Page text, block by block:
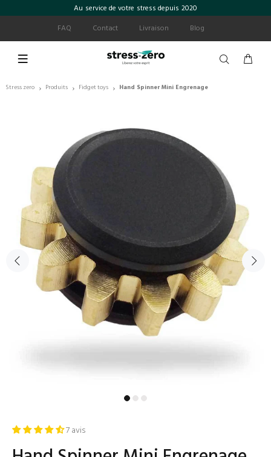
Au service de votre stress depuis 2020
FAQ
Contact Livraison Blog
Stress zero › Produits › Fidget toys › Hand Spinner Mini Engrenage
7 avis